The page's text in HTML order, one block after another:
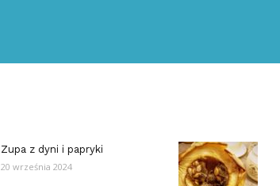
Zupa z dyni i papryki
20 września 2024